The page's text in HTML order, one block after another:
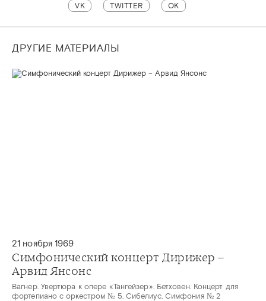
VK TWITTER OK
ДРУГИЕ МАТЕРИАЛЫ
21 ноября 1969
Симфонический концерт Дирижер –
Арвид Янсонс
Вагнер. Увертюра к опере «Тангейзер». Бетховен. Концерт для
фортепиано с оркестром № 5. Сибелиус. Симфония № 2